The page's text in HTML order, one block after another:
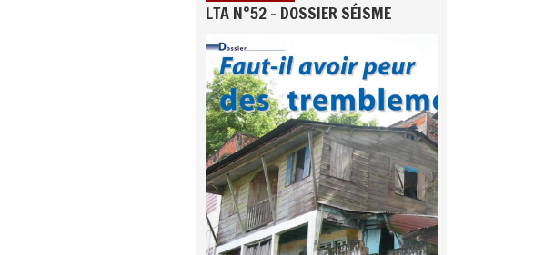
LTA N°52 - DOSSIER SÉISME